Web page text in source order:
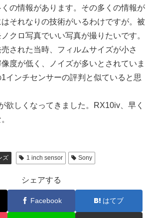
の情報があります。その多くの情報が
それなりの技術がいるわけですが。被
クロ写真でいい写真が撮りたいです。
された当時、フィルムサイズが小さ
度が低く、ノイズが多いとされていま
インチセンサーの評判と似ていると思
欲しくなってきました。RX10iv、早く
ズ 1 inch sensor Sony
シェアする
Facebook はてブ